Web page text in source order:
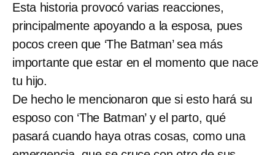
Esta historia provocó varias reacciones,
principalmente apoyando a la esposa, pues
pocos creen que ‘The Batman’ sea más
importante que estar en el momento que nace
tu hijo.
De hecho le mencionaron que si esto hará su
esposo con ‘The Batman’ y el parto, qué
pasará cuando haya otras cosas, como una